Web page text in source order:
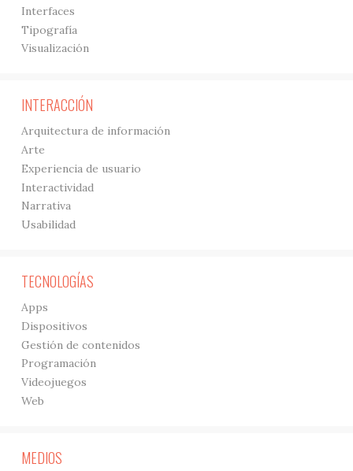
Interfaces
Tipografía
Visualización
INTERACCIÓN
Arquitectura de información
Arte
Experiencia de usuario
Interactividad
Narrativa
Usabilidad
TECNOLOGÍAS
Apps
Dispositivos
Gestión de contenidos
Programación
Videojuegos
Web
MEDIOS